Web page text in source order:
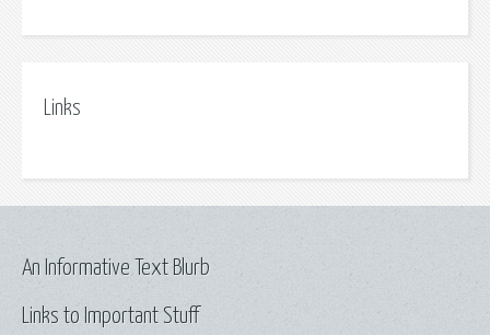
Links
Links to Important Stuff
An Informative Text Blurb